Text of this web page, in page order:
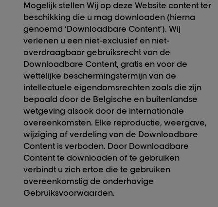
Mogelijk stellen Wij op deze Website content ter
beschikking die u mag downloaden (hierna
genoemd ‘Downloadbare Content’). Wij
verlenen u een niet-exclusief en niet-
overdraagbaar gebruiksrecht van de
Downloadbare Content, gratis en voor de
wettelijke beschermingstermijn van de
intellectuele eigendomsrechten zoals die zijn
bepaald door de Belgische en buitenlandse
wetgeving alsook door de internationale
overeenkomsten. Elke reproductie, weergave,
wijziging of verdeling van de Downloadbare
Content is verboden. Door Downloadbare
Content te downloaden of te gebruiken
verbindt u zich ertoe die te gebruiken
overeenkomstig de onderhavige
Gebruiksvoorwaarden.